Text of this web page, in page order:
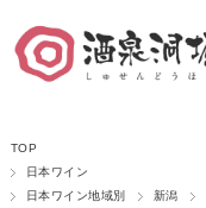
TOP
日本ワイン
日本ワイン地域別
新潟